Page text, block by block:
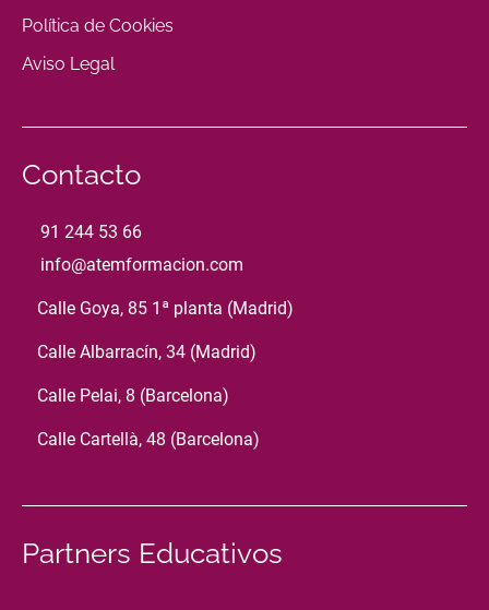
Política de Cookies
Aviso Legal
Contacto
91 244 53 66
info@atemformacion.com
Calle Goya, 85 1ª planta (Madrid)
Calle Albarracín, 34 (Madrid)
Calle Pelai, 8 (Barcelona)
Calle Cartellà, 48 (Barcelona)
Partners Educativos